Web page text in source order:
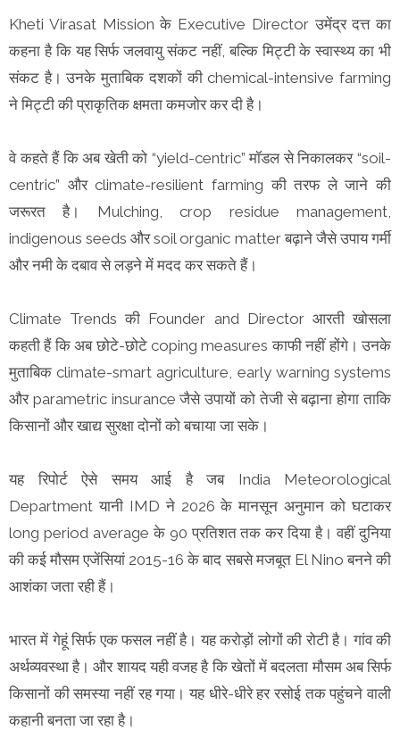
Kheti Virasat Mission के Executive Director उमेंद्र दत्त का
कहना है कि यह सिर्फ जलवायु संकट नहीं, बल्कि मिट्टी के स्वास्थ्य का भी
संकट है। उनके मुताबिक दशकों की chemical-intensive farming
ने मिट्टी की प्राकृतिक क्षमता कमजोर कर दी है।
वे कहते हैं कि अब खेती को “yield-centric” मॉडल से निकालकर “soil-
centric” और climate-resilient farming की तरफ ले जाने की
जरूरत है। Mulching, crop residue management,
indigenous seeds और soil organic matter बढ़ाने जैसे उपाय गर्मी
और नमी के दबाव से लड़ने में मदद कर सकते हैं।
Climate Trends की Founder and Director आरती खोसला
कहती हैं कि अब छोटे-छोटे coping measures काफी नहीं होंगे। उनके
मुताबिक climate-smart agriculture, early warning systems
और parametric insurance जैसे उपायों को तेजी से बढ़ाना होगा ताकि
किसानों और खाद्य सुरक्षा दोनों को बचाया जा सके।
यह रिपोर्ट ऐसे समय आई है जब India Meteorological
Department यानी IMD ने 2026 के मानसून अनुमान को घटाकर
long period average के 90 प्रतिशत तक कर दिया है। वहीं दुनिया
की कई मौसम एजेंसियां 2015-16 के बाद सबसे मजबूत El Nino बनने की
आशंका जता रही हैं।
भारत में गेहूं सिर्फ एक फसल नहीं है। यह करोड़ों लोगों की रोटी है। गांव की
अर्थव्यवस्था है। और शायद यही वजह है कि खेतों में बदलता मौसम अब सिर्फ
किसानों की समस्या नहीं रह गया। यह धीरे-धीरे हर रसोई तक पहुंचने वाली
कहानी बनता जा रहा है।